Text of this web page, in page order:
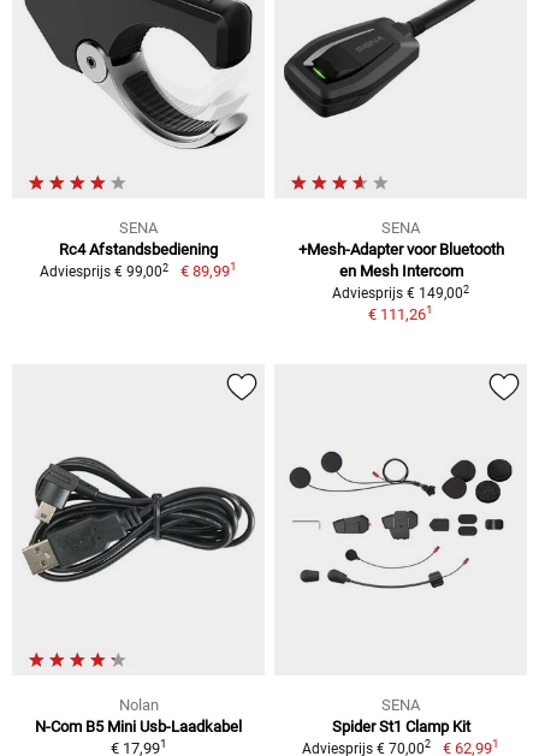
SENA
Rc4 Afstandsbediening
Adviesprijs € 99,002 € 89,991
SENA
+Mesh-Adapter voor Bluetooth
en Mesh Intercom
Adviesprijs € 149,002
€ 111,261
Nolan
N-Com B5 Mini Usb-Laadkabel
€ 17,991
SENA
Spider St1 Clamp Kit
Adviesprijs € 70,002 € 62,991